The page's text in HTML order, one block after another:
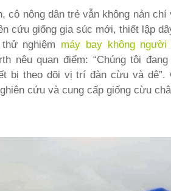
cô nông dân trẻ vẫn không nản
cứu giống gia súc mới, thiết lập
nghiệm máy bay không người
nêu quan điểm: “Chúng tôi
bị theo dõi vị trí đàn cừu và
cứu và cung cấp giống cừu